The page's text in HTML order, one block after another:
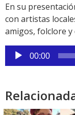
En su
con artistas
amigos, folclore y
Reproductor
de
00:00